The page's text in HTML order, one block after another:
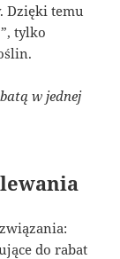
Dzięki temu
tylko
w jednej
do rabat